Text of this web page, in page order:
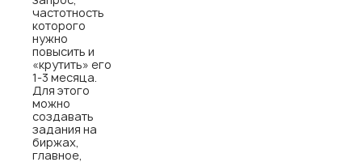
частотность
которого
нужно
повысить и
«крутить» его
1-3 месяца.
Для этого
можно
создавать
задания на
биржах,
главное,